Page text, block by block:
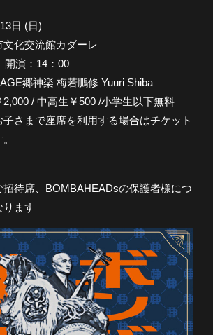
日 (日)
化交流館カダーレ
演：14：00
郷神楽 梅若鵬修 Yuuri Shiba
/ 中高生￥500 /小学生以下無料
さまで座席を利用する場合はチケット
待席、BOMBAHEADsの保護者様につ
ります